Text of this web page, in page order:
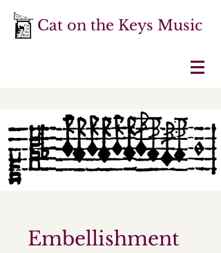
Cat on the Keys Music
Embellishment